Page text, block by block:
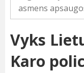
asmens
Vyks
Karo